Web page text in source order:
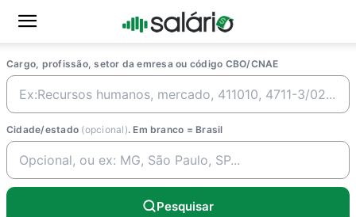
Cargo, profissão, setor da emresa ou código CBO/CNAE
Cidade/estado (opcional). Em branco = Brasil
Pesquisar